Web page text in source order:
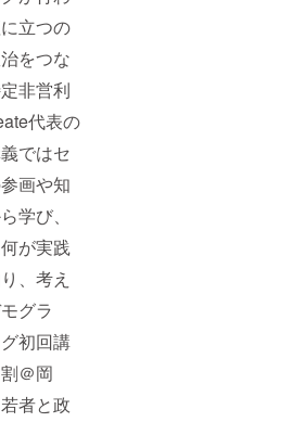
立つの
をつな
非営利
代表の
ではセ
画や知
学び、
が実践
、考え
グラ
初回講
＠岡
者と政